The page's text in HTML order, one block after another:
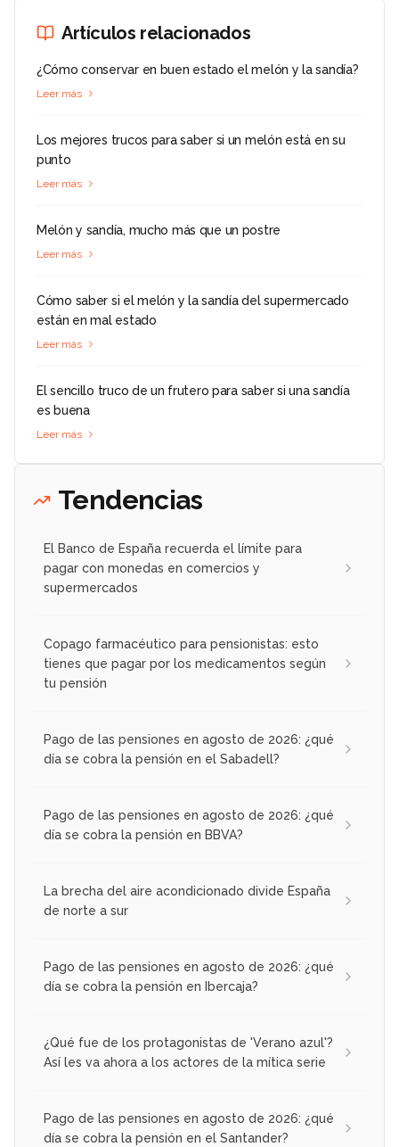
Artículos relacionados
¿Cómo conservar en buen estado el melón y la sandía?
Leer más
Los mejores trucos para saber si un melón está en su
punto
Leer más
Melón y sandía, mucho más que un postre
Leer más
Cómo saber si el melón y la sandía del supermercado
están en mal estado
Leer más
El sencillo truco de un frutero para saber si una sandía
es buena
Leer más
Tendencias
El Banco de España recuerda el límite para
pagar con monedas en comercios y
supermercados
Copago farmacéutico para pensionistas: esto
tienes que pagar por los medicamentos según
tu pensión
Pago de las pensiones en agosto de 2026: ¿qué
día se cobra la pensión en el Sabadell?
Pago de las pensiones en agosto de 2026: ¿qué
día se cobra la pensión en BBVA?
La brecha del aire acondicionado divide España
de norte a sur
Pago de las pensiones en agosto de 2026: ¿qué
día se cobra la pensión en Ibercaja?
¿Qué fue de los protagonistas de 'Verano azul'?
Así les va ahora a los actores de la mítica serie
Pago de las pensiones en agosto de 2026: ¿qué
día se cobra la pensión en el Santander?